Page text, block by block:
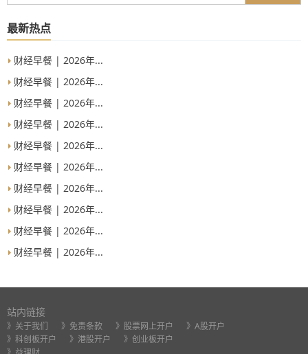
最新热点
财经早餐 | 2026年...
财经早餐 | 2026年...
财经早餐 | 2026年...
财经早餐 | 2026年...
财经早餐 | 2026年...
财经早餐 | 2026年...
财经早餐 | 2026年...
财经早餐 | 2026年...
财经早餐 | 2026年...
财经早餐 | 2026年...
站内链接
》关于我们 》免责条款 》股票网上开户
》A股开户
》科创板开户
》港股开户
》创业板开户